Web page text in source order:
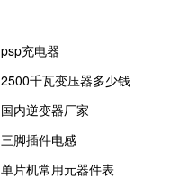
psp充电器
2500千瓦变压器多少钱
国内逆变器厂家
三脚插件电感
单片机常用元器件表